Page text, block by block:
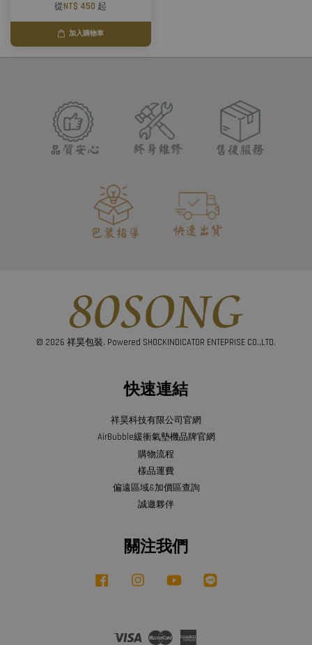
從NT$ 450 起
加入購物車
© 2026 祥昊包裝. Powered SHOCKINDICATOR ENTEPRISE CO.,LTD.
快速連結
祥昊科技有限公司官網
AirBubble緩衝氣墊機品牌官網
購物流程
樣品運費
偏遠區域&加價區查詢
誠邀夥伴
關注我們
Facebook Instagram YouTube
Visa Master